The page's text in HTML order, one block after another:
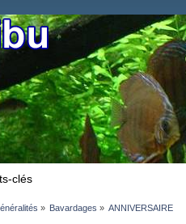
clés
» Bavardages » ANNIVERSAIRE